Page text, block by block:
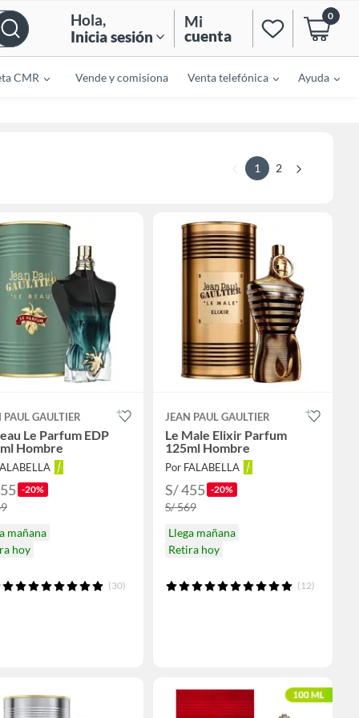
Hola,
Inicia sesión
Mi
cuenta
0
CMR Vende y comisiona Venta telefónica Ayuda
1 2
PAUL GAULTIER
Le Parfum EDP
Hombre
-20%
mañana
hoy
(30)
JEAN PAUL GAULTIER
Le Male Elixir Parfum
125ml Hombre
Por FALABELLA
S/ 455 -20%
S/ 569
Llega mañana
Retira hoy
(12)